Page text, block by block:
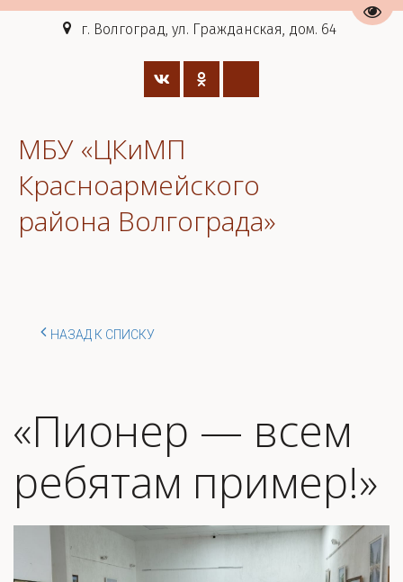
г. Волгоград, ул. Гражданская, дом. 64
МБУ «ЦКиМП
Красноармейского
района Волгограда»
НАЗАД К СПИСКУ
«Пионер — всем
ребятам пример!»